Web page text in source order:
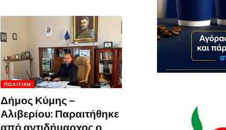
ΠΟΛΙΤΙΚΉ
Δήμος Κύμης –
Αλιβερίου: Παραιτήθηκε